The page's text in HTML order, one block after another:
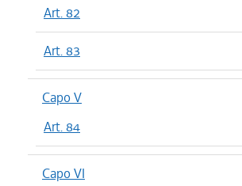
Art. 82
Art. 83
Capo V
Art. 84
Capo VI